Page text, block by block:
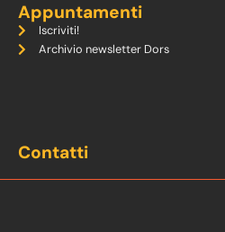
Appuntamenti
Iscriviti!
Archivio newsletter Dors
Contatti